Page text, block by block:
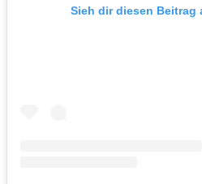
Sieh dir diesen Beitrag